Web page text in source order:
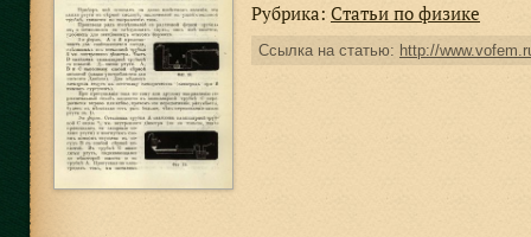
Рубрика: Статьи по физике
Ссылка на статью: http://